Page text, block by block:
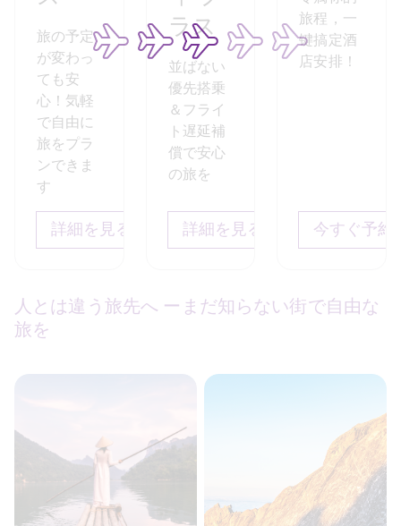
旅の予定
が変わっ
ても安
心！気軽
で自由に
旅をプラ
ンできま
す
詳細を見る
ラス
並ばない
優先搭乗
＆フライ
ト遅延補
償で安心
の旅を
詳細を見る
旅程，一
键搞定酒
店安排！
今すぐ予約
香港エクスプレス プライオリ
ティ プラス
並ばない優先搭乗＆フライト遅延補償で安心の旅を
人とは違う旅先へ ーまだ知らない街で自由な
旅を